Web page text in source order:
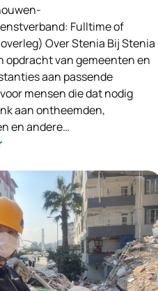
Fulltime of
Over Stenia Bij Stenia
opdracht van gemeenten en
aan passende
mensen die dat nodig
aan ontheemden,
en andere…
:
INGEVULD-
Wooncoach
Opvanglocaties
Stenia